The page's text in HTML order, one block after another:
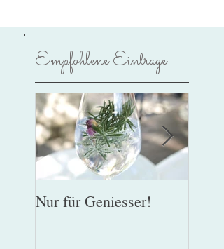
Empfohlene Einträge